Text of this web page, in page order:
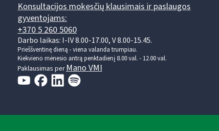
Konsultacijos mokesčių klausimais ir paslaugos
gyventojams:
+370 5 260 5060
Darbo laikas: I-IV 8.00-17.00, V 8.00-15.45.
Prieššventinę dieną - viena valanda trumpiau.
Kiekvieno mėnesio antrą penktadienį 8.00 val. - 12.00 val.
Paklausimas perMano VMI